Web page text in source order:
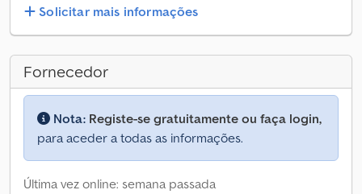
Solicitar mais informações
Fornecedor
Nota: Registe-se gratuitamente ou faça login,
para aceder a todas as informações.
Última vez online: semana passada